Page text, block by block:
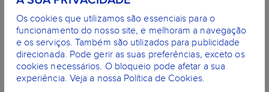
O MELHOR PLANO DENTÁRIO PARA
ORTODONTIA
Os cookies que utilizamos são essenciais para o
funcionamento do nosso site, e melhoram a navegação
e os serviços. Também são utilizados para publicidade
direcionada. Pode gerir as suas preferências, exceto os
cookies necessários. O bloqueio pode afetar a sua
experiência. Veja a nossa Política de Cookies.